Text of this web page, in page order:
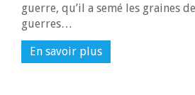
guerre, qu’il a semé les graines
guerres…
En savoir plus